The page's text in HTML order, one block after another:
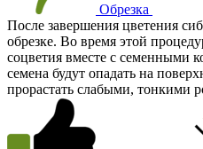
Обрезка
После завершения цветения
обрезке. Во время этой
соцветия вместе с семенными
семена будут опадать на
прорастать слабыми, тонкими